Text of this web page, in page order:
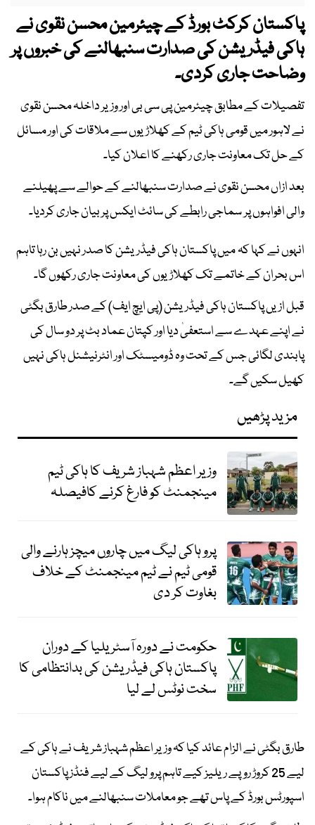
پاکستان کرکٹ بورڈ کے چیئرمین محسن نقوی نے
ہاکی فیڈریشن کی صدارت سنبھالنے کی خبروں پر
وضاحت جاری کردی۔
تفصیلات کے مطابق چیئرمین پی سی بی اور وزیر داخلہ محسن نقوی
نے لاہور میں قومی ہاکی ٹیم کے کھلاڑیوں سے ملاقات کی اور مسائل
کے حل تک معاونت جاری رکھنے کا اعلان کیا۔
بعد ازاں محسن نقوی نے صدارت سنبھالنے کے حوالے سے پھیلنے
والی افواہوں پر سماجی رابطے کی سائٹ ایکس پر بیان جاری کردیا۔
انہوں نے کہا کہ میں پاکستان ہاکی فیڈریشن کا صدر نہیں بن رہا تاہم
اس بحران کے خاتمے تک کھلاڑیوں کی معاونت جاری رکھوں گا۔
قبل ازیں پاکستان ہاکی فیڈریشن (پی ایچ ایف) کے صدر طارق بگٹی
نے اپنے عہدے سے استعفیٰ دیا اور کپتان عماد بٹ پر دو سال کی
پابندی لگائی جس کے تحت وہ ڈومیسٹک اور انٹرنیشنل ہاکی نہیں
کھیل سکیں گے۔
مزید پڑھیں
وزیر اعظم شہباز شریف کا ہاکی ٹیم
مینجمنٹ کو فارغ کرنے کافیصلہ
پرو ہاکی لیگ میں چاروں میچز ہارنے والی
قومی ٹیم نے ٹیم مینجمنٹ کے خلاف
بغاوت کر دی
حکومت نے دورہ آسٹریلیا کے دوران
پاکستان ہاکی فیڈریشن کی بدانتظامی کا
سخت نوٹس لے لیا
طارق بگٹی نے الزام عائد کیا کہ وزیر اعظم شہباز شریف نے ہاکی کے
لیے 25 کروڑ روپے ریلیز کیے تاہم پرو لیگ کے لیے فنڈز پاکستان
اسپورٹس بورڈ کے پاس تھے جو معاملات سنبھالنے میں ناکام ہوا۔